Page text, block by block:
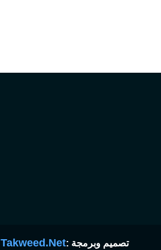
تصميم وبرمجة :Takweed.Net